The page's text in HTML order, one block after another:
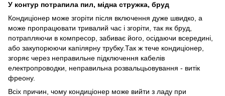
У контур потрапила пил, мідна стружка, бруд
Кондиціонер може згоріти після включення дуже швидко, а
може пропрацювати тривалий час і згоріти, так як бруд,
потрапляючи в компресор, забиває його, осідаючи всередині,
або закупорюючи капілярну трубку.Так ж тече кондиціонер,
згоряє через неправильне підключення кабелів
електропроводки, неправильна розвальцьовування - витік
фреону.
Всіх причин, чому кондиціонер може вийти з ладу при